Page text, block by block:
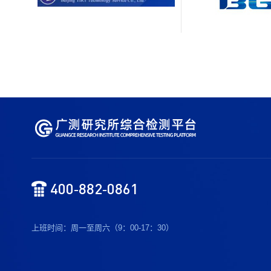
400-882-0861
上班时间：周一至周六（9：00-17：30）